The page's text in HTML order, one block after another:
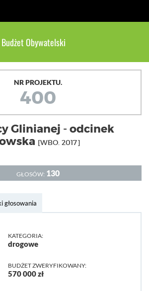
Obywatelski
NR PROJEKTU.
400
Glinianej - odcinek
[WBO. 2017]
GŁOSÓW: 130
głosowania
KATEGORIA:
drogowe
BUDŻET ZWERYFIKOWANY:
570 000 zł